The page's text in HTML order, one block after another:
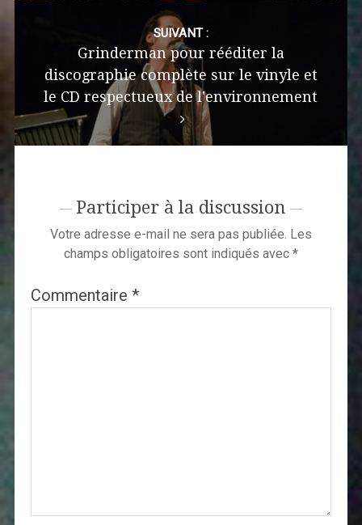
SUIVANT :
Grinderman pour rééditer la
discographie complète sur le vinyle et
le CD respectueux de l'environnement
Participer à la discussion
Votre adresse e-mail ne sera pas publiée. Les
champs obligatoires sont indiqués avec *
Commentaire *